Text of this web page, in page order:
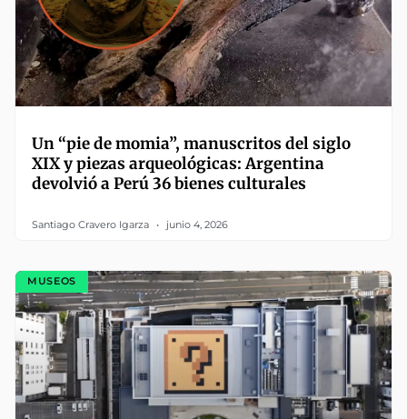
Un “pie de momia”, manuscritos del siglo
XIX y piezas arqueológicas: Argentina
devolvió a Perú 36 bienes culturales
Santiago Cravero Igarza junio 4, 2026
MUSEOS